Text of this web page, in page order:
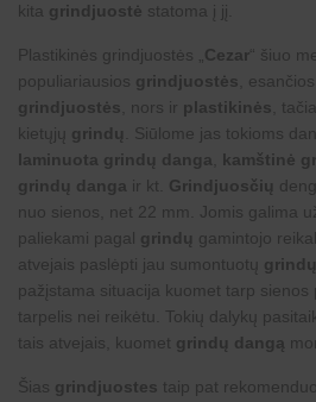
kita grindjuostė statoma į jį.
Plastikinės grindjuostės „Cezar“ šiuo
populiariausios grindjuostės ,
grindjuostės , nors ir plastikinės ,
kietųjų grindų . Siūlome jas tokioms
laminuota grindų danga
kamštinė
grindų danga ir kt. Grindjuosčių
nuo sienos, net 22 mm. Jomis galima
paliekami pagal grindų gamintojo
atvejais paslėpti jau sumontuotų grindų
pažįstama situacija kuomet tarp sienos
tarpelis nei reikėtu. Tokių dalykų
tais atvejais, kuomet grindų dangą
Šias grindjuostes taip pat